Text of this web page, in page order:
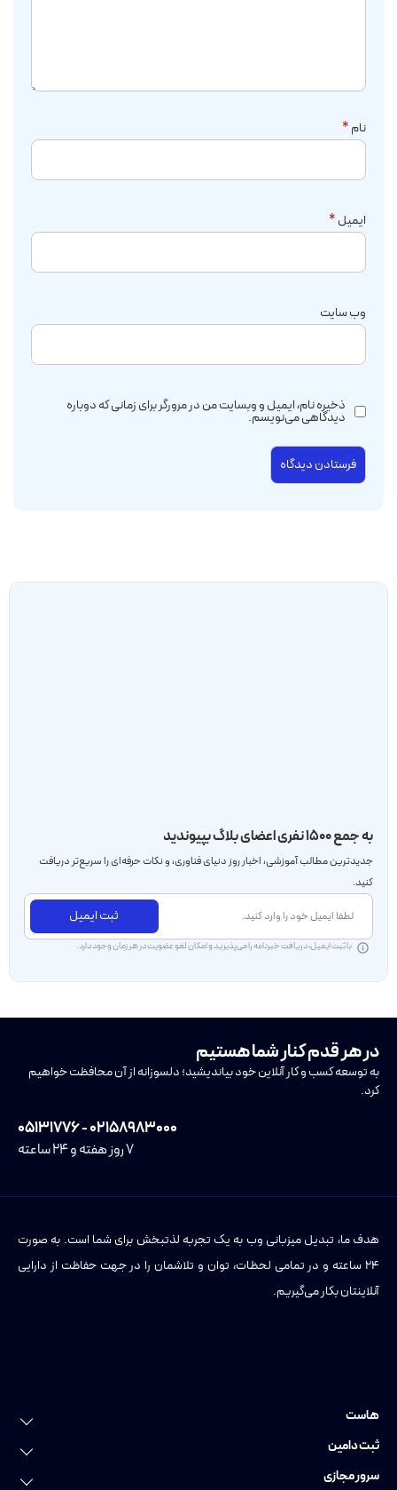
نام*
ایمیل*
وب‌ سایت
ذخیره نام، ایمیل و وبسایت من در مرورگر برای زمانی که دوباره
دیدگاهی می‌نویسم.
به جمع ۱۵۰۰ نفری اعضای بلاگ بپیوندید
جدید‌ترین مطالب آموزشی، اخبار روز دنیای فناوری، و نکات حرفه‌ای را سریع‌تر دریافت
کنید.
ثبت ایمیل
با ثبت ایمیل، دریافت خبرنامه را می‌پذیرید و امکان لغو عضویت در هر زمان وجود دارد.
در هر قدم کنار شما هستیم
به توسعه کسب و کار آنلاین خود بیاندیشید؛ دلسوزانه از آن محافظت خواهیم
کرد.
۰۲۱۵۸۹۸۳۰۰۰ - ۰۵۱۳۱۷۷۶
۷ روز هفته و ۲۴ ساعته
هدف ما، تبدیل میزبانی وب به یک تجربه لذتبخش برای شما است. به صورت
۲۴ ساعته و در تمامی لحظات، توان و تلاشمان را در جهت حفاظت از دارایی
آنلاینتان بکار می‌گیریم.
هاست
ثبت دامین
سرور مجازی